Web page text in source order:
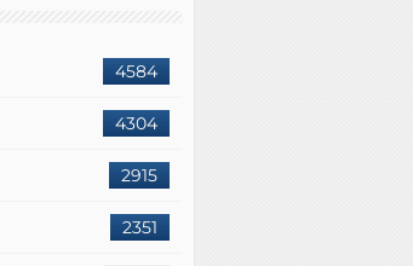
4584
4304
2915
2351